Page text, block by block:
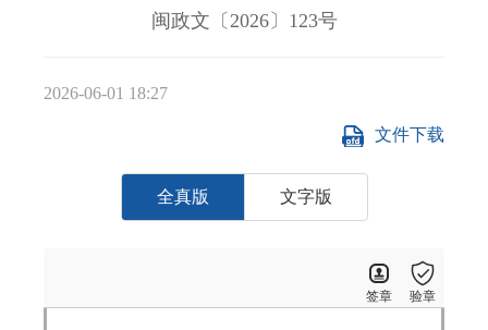
闽政文〔2026〕123号
2026-06-01 18:27
全真版 文字版
文件下载